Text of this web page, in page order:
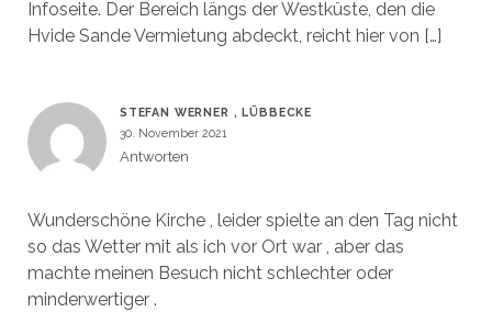
Infoseite. Der Bereich längs der Westküste, den die
Hvide Sande Vermietung abdeckt, reicht hier von […]
STEFAN WERNER , LÜBBECKE
30. November 2021
Antworten
Wunderschöne Kirche , leider spielte an den Tag nicht
so das Wetter mit als ich vor Ort war , aber das
machte meinen Besuch nicht schlechter oder
minderwertiger .